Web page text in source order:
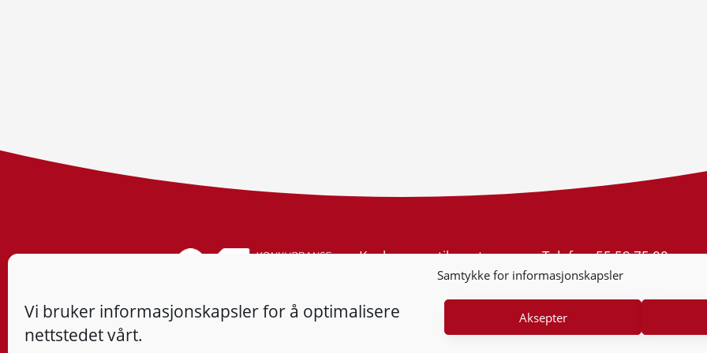
Samtykke for informasjonskapsler
Vi bruker informasjonskapsler for å optimalisere
nettstedet vårt.
Aksepter
Konkurransetilsynet
Postboks 439 Sentrum
Org.nr: 974 761 246
Telefon:55 59 75 00
E-post:post@kt.no
Nyhetsvarsel >>